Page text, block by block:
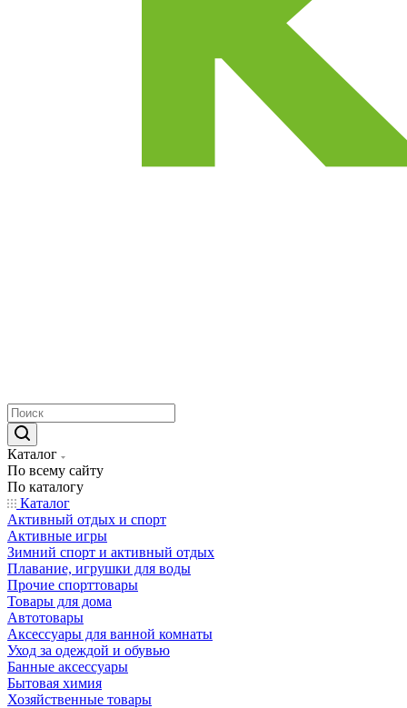
Каталог
По всему сайту
По каталогу
Каталог
Активный отдых и спорт
Активные игры
Зимний спорт и активный отдых
Плавание, игрушки для воды
Прочие спорттовары
Товары для дома
Автотовары
Аксессуары для ванной комнаты
Уход за одеждой и обувью
Банные аксессуары
Бытовая химия
Хозяйственные товары